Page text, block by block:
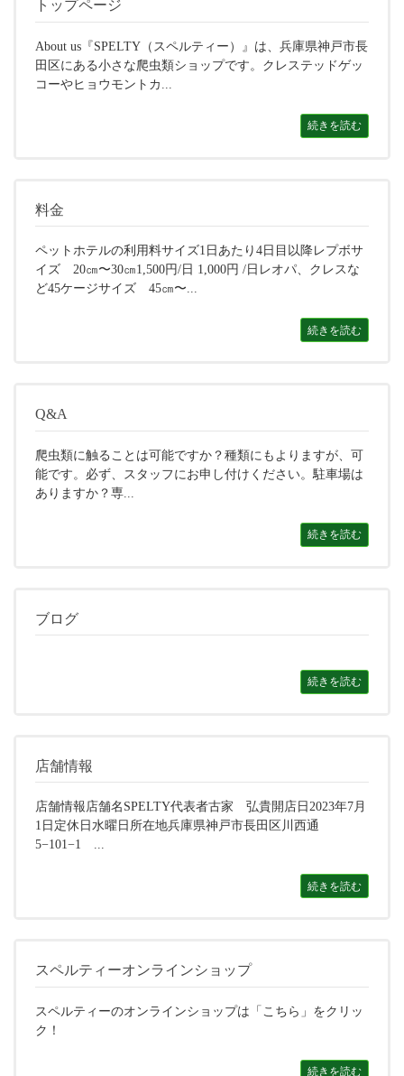
トップページ
About us『SPELTY（スペルティー）』は、兵庫県神戸市長
田区にある小さな爬虫類ショップです。クレステッドゲッ
コーやヒョウモントカ...
続きを読む
料金
ペットホテルの利用料サイズ1日あたり4日目以降レプボサ
イズ 20㎝〜30㎝1,500円/日 1,000円 /日レオパ、クレスな
ど45ケージサイズ 45㎝〜...
続きを読む
Q&A
爬虫類に触ることは可能ですか？種類にもよりますが、可
能です。必ず、スタッフにお申し付けください。駐車場は
ありますか？専...
続きを読む
ブログ
続きを読む
店舗情報
店舗情報店舗名SPELTY代表者古家 弘貴開店日2023年7月
1日定休日水曜日所在地兵庫県神戸市長田区川西通
5−101−1 ...
続きを読む
スペルティーオンラインショップ
スペルティーのオンラインショップは「こちら」をクリッ
ク！
続きを読む